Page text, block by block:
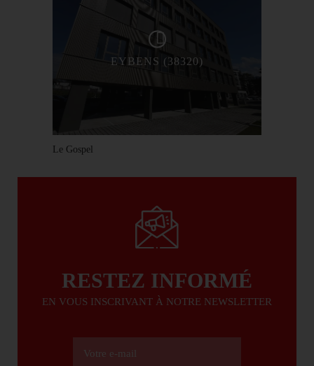
EYBENS (38320)
Le Gospel
RESTEZ INFORMÉ
EN VOUS INSCRIVANT À NOTRE NEWSLETTER
Votre e-mail